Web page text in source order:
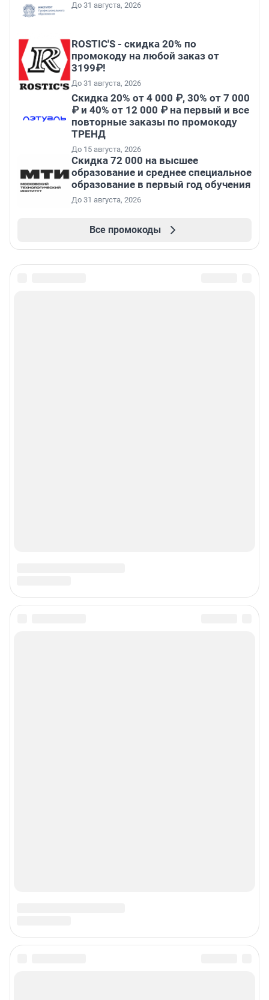
До 31 августа, 2026
ROSTIC'S - скидка 20% по
промокоду на любой заказ от
3199₽!
До 31 августа, 2026
Скидка 20% от 4 000 ₽, 30% от 7 000
₽ и 40% от 12 000 ₽ на первый и все
повторные заказы по промокоду
ТРЕНД
До 15 августа, 2026
Скидка 72 000 на высшее
образование и среднее специальное
образование в первый год обучения
До 31 августа, 2026
Все промокоды